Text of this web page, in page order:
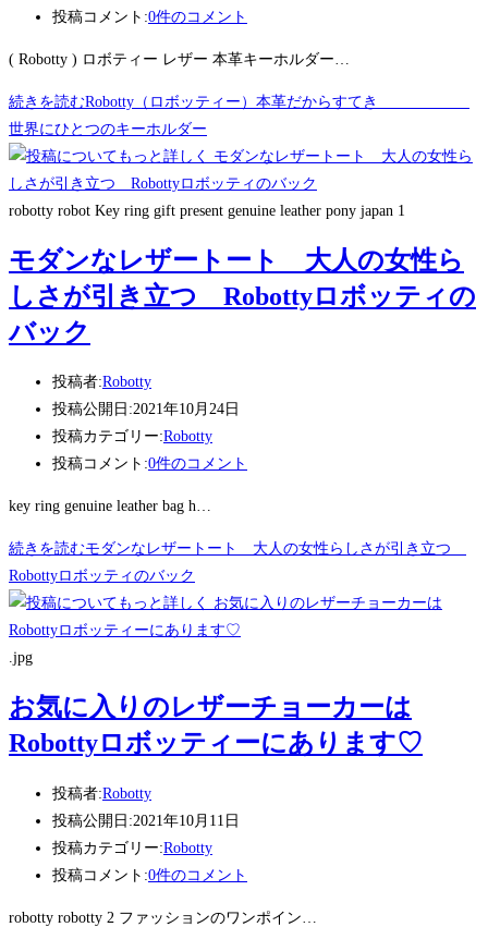
投稿コメント:0件のコメント
( Robotty ) ロボティー レザー 本革キーホルダー…
続きを読むRobotty（ロボッティー）本革だからすてき
世界にひとつのキーホルダー
robotty robot Key ring gift present genuine leather pony japan 1
モダンなレザートート 大人の女性ら
しさが引き立つ Robottyロボッティの
バック
投稿者:Robotty
投稿公開日:2021年10月24日
投稿カテゴリー:Robotty
投稿コメント:0件のコメント
key ring genuine leather bag h…
続きを読むモダンなレザートート 大人の女性らしさが引き立つ
Robottyロボッティのバック
.jpg
お気に入りのレザーチョーカーは
Robottyロボッティーにあります♡
投稿者:Robotty
投稿公開日:2021年10月11日
投稿カテゴリー:Robotty
投稿コメント:0件のコメント
robotty robotty 2 ファッションのワンポイン…